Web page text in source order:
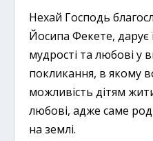
Нехай Господь
Йосипа Фекете, дарує
мудрості та любові у
покликання, в якому
можливість дітям
любові, адже саме
на землі.